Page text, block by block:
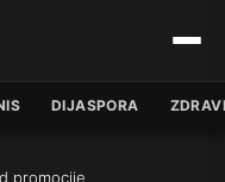
DIJASPORA
promocije